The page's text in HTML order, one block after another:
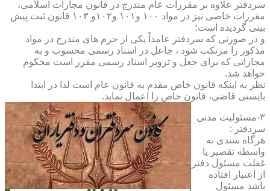
سردفتر علاوه بر مقررات عام مندرج در قانون مجازات اسلامی،
مقررات خاصی نیز در مواد ۱۰۰ و۱۰۱ و۱۰۲و ۱۰۳ قانون ثبت پیش
بینی گردیده است؛
و در صورتی که سردفتر عامداً یکی از جرم های مندرج در مواد
مذکور را مرتکب شود ، جاعل در اسناد رسمی محسوب و به
مجازاتی که برای جعل و تزویر اسناد رسمی مقرر است محکوم
خواهد شد.
نظر به اینکه قانون خاص مقدم به قانون عام است لذا در ابتدا
بایستی قاضی، قانون خاص را اعمال نماید.
۳-مسئولیت مدنی
سردفتر :
هرگاه سندی به
واسطه تقصیر یا
غفلت مسئول دفتر
از اعتبار افتاده
باشد مسئول